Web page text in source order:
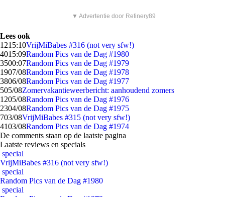
▼ Advertentie door Refinery89
Lees ook
1215:10VrijMiBabes #316 (not very sfw!)
4015:09Random Pics van de Dag #1980
3500:07Random Pics van de Dag #1979
1907/08Random Pics van de Dag #1978
3806/08Random Pics van de Dag #1977
505/08Zomervakantieweerbericht: aanhoudend zomers
1205/08Random Pics van de Dag #1976
2304/08Random Pics van de Dag #1975
703/08VrijMiBabes #315 (not very sfw!)
4103/08Random Pics van de Dag #1974
De comments staan op de laatste pagina
Laatste reviews en specials
special
VrijMiBabes #316 (not very sfw!)
special
Random Pics van de Dag #1980
special